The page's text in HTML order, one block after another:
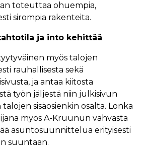
toteuttaa ohuempia,
sirompia rakenteita.
ja into kehittää
myös talojen
rauhallisesta sekä
ja antaa kiitosta
työn jäljestä niin julkisivun
sisäosienkin osalta. Lonka
myös A-Kruunun vahvasta
asuntosuunnittelua erityisesti
suuntaan.